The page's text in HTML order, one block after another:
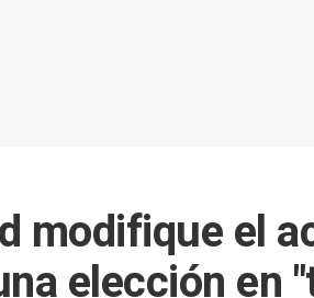
modifique el
elección en